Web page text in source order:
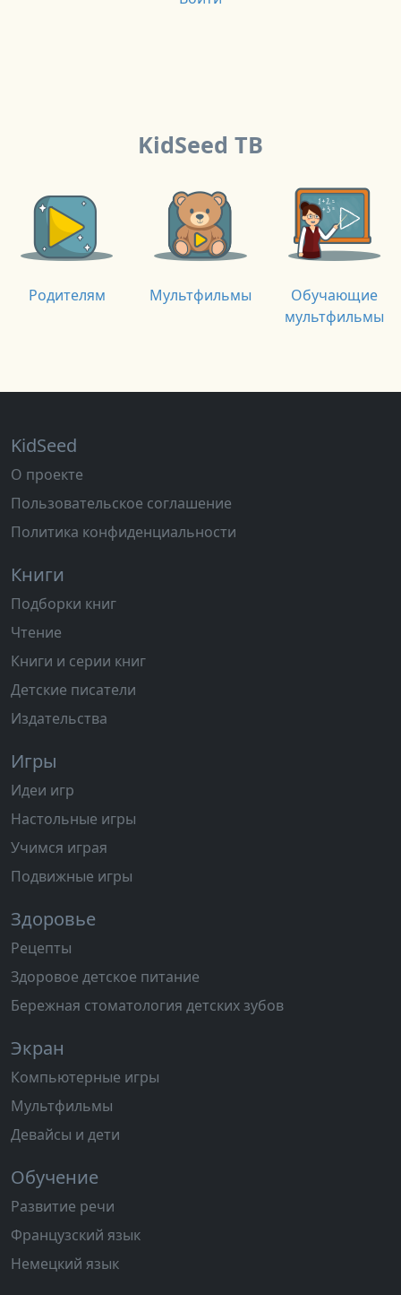
KidSeed ТВ
Родителям Мультфильмы
Обучающие
мультфильмы
KidSeed
О проекте
Пользовательское соглашение
Политика конфиденциальности
Книги
Подборки книг
Чтение
Книги и серии книг
Детские писатели
Издательства
Игры
Идеи игр
Настольные игры
Учимся играя
Подвижные игры
Здоровье
Рецепты
Здоровое детское питание
Бережная стоматология детских зубов
Экран
Компьютерные игры
Мультфильмы
Девайсы и дети
Обучение
Развитие речи
Французский язык
Немецкий язык